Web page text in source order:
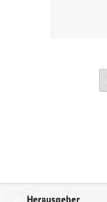
Service